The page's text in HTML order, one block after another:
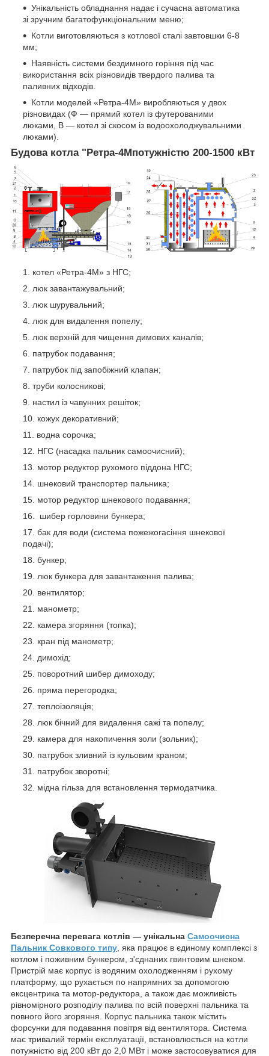
Унікальність обладнання надає і сучасна автоматика
зі зручним багатофункціональним меню;
Котли виготовляються з котлової сталі завтовшки 6-8
мм;
Наявність системи бездимного горіння під час
використання всіх різновидів твердого палива та
паливних відходів.
Котли моделей «Ретра-4М» виробляються у двох
різновидах (Ф — прямий котел із футерованими
люками, В — котел зі скосом із водоохолоджувальними
люками).
Будова котла " Ретра-4М потужністю 200-1500 кВт
котел «Ретра-4М» з НГС;
люк завантажувальний;
люк шурувальний;
люк для видалення попелу;
люк верхній для чищення димових каналів;
патрубок подавання;
патрубок під запобіжний клапан;
труби колосникові;
настил із чавунних решіток;
кожух декоративний;
водна сорочка;
НГС (насадка пальник самоочисний);
мотор редуктор рухомого піддона НГС;
шнековий транспортер пальника;
мотор редуктор шнекового подавання;
шибер горловини бункера;
бак для води (система пожежогасіння шнекової
подачі);
бункер;
люк бункера для завантаження палива;
вентилятор;
манометр;
камера згоряння (топка);
кран під манометр;
димохід;
поворотний шибер димоходу;
пряма перегородка;
теплоізоляція;
люк бічний для видалення сажі та попелу;
камера для накопичення золи (зольник);
патрубок зливний із кульовим краном;
патрубок зворотні;
мідна гільза для встановлення термодатчика.
Безперечна перевага котлів — унікальна Самоочисна
Пальник Совкового типу , яка працює в єдиному комплексі з
котлом і поживним бункером, з'єднаних гвинтовим шнеком.
Пристрій має корпус із водяним охолодженням і рухому
платформу, що рухається по напрямних за допомогою
ексцентрика та мотор-редуктора, а також дає можливість
рівномірного розподілу палива по всій поверхні пальника та
повного його згоряння. Корпус пальника також містить
форсунки для подавання повітря від вентилятора. Система
має тривалий термін експлуатації, встановлюється на котли
потужністю від 200 кВт до 2,0 МВт і може застосовуватися для